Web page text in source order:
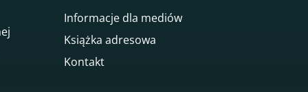
Informacje dla mediów
Książka adresowa
Kontakt